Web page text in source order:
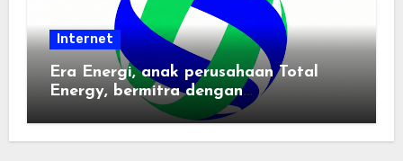
Internet
Era Energi, anak perusahaan Total
Energy, bermitra dengan
Zhuochuangtong untuk mempercepat
transisi energi Indonesia — raksasa